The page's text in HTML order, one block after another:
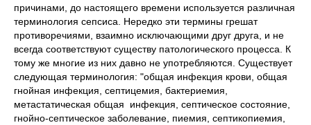
причинами, до настоящего времени используется различная
терминология сепсиса. Нередко эти термины грешат
противоречиями, взаимно исключающими друг друга, и не
всегда соответствуют существу патологического процесса. К
тому же многие из них давно не употребляются. Существует
следующая терминология: "общая инфекция крови, общая
гнойная инфекция, септицемия, бактериемия,
метастатическая общая инфекция, септическое состояние,
гнойно-септическое заболевание, пиемия, септикопиемия,